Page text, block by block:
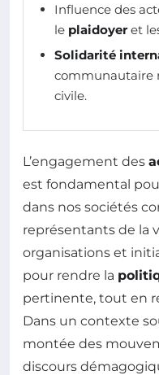
Influence des
le plaidoyer et
Solidarité
communautaire
civile.
L’engagement des
est fondamental
dans nos sociétés
représentants de la
organisations et
pour rendre la
pertinente, tout en
Dans un contexte
montée des
discours